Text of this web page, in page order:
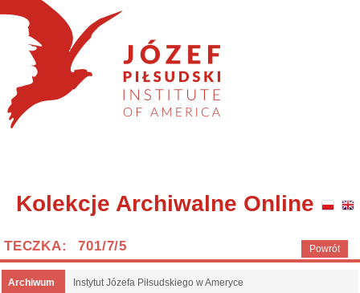
Kolekcje Archiwalne Online
Powrót
TECZKA: 701/7/5
Archiwum Instytut Józefa Piłsudskiego w Ameryce